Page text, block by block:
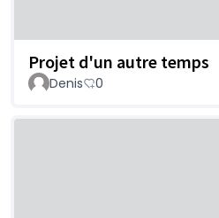
Projet d'un autre temps
Denis 0